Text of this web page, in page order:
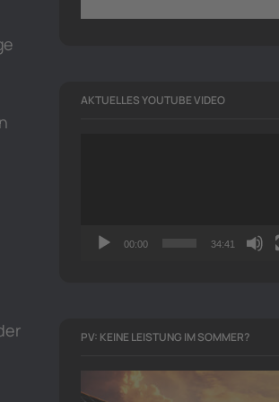
AKTUELLES YOUTUBE VIDEO
00:00 34:41
PV: KEINE LEISTUNG IM SOMMER?